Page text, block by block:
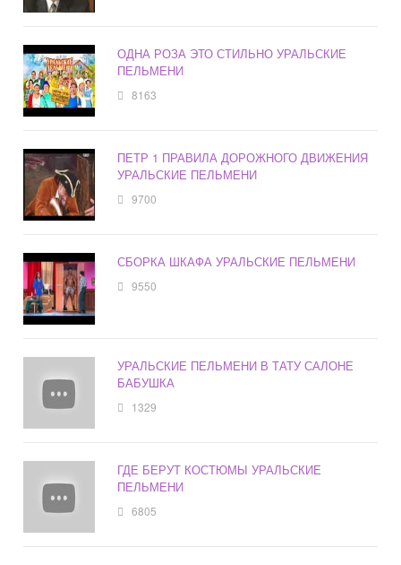
ОДНА РОЗА ЭТО СТИЛЬНО УРАЛЬСКИЕ
ПЕЛЬМЕНИ
8163
ПЕТР 1 ПРАВИЛА ДОРОЖНОГО ДВИЖЕНИЯ
УРАЛЬСКИЕ ПЕЛЬМЕНИ
9700
СБОРКА ШКАФА УРАЛЬСКИЕ ПЕЛЬМЕНИ
9550
УРАЛЬСКИЕ ПЕЛЬМЕНИ В ТАТУ САЛОНЕ
БАБУШКА
1329
ГДЕ БЕРУТ КОСТЮМЫ УРАЛЬСКИЕ
ПЕЛЬМЕНИ
6805